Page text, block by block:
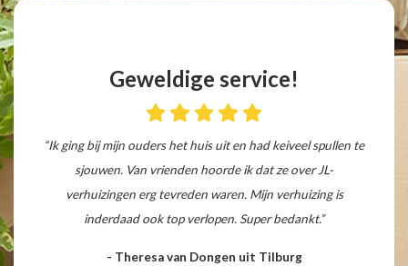
Geweldige service!
“Ik ging bij mijn ouders het huis uit en had keiveel spullen te
sjouwen. Van vrienden hoorde ik dat ze over JL-
verhuizingen erg tevreden waren. Mijn verhuizing is
inderdaad ook top verlopen. Super bedankt.”
- Theresa van Dongen uit Tilburg